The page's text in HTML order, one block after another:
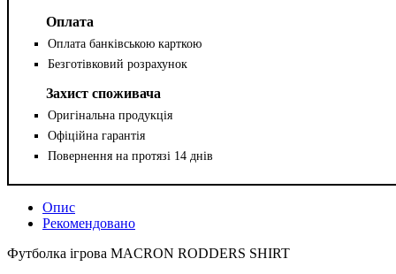
Оплата
Оплата банківською карткою
Безготівковий розрахунок
Захист споживача
Оригінальна продукція
Офіційна гарантія
Повернення на протязі 14 днів
Опис
Рекомендовано
Футболка ігрова MACRON RODDERS SHIRT